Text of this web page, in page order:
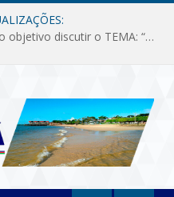
Audiência Pública que tem como objetivo discutir o TEMA: “Fornecimento de Energia Elétrica em Debate: Tarifas, Qualidade e Atendimento dos Serviços”